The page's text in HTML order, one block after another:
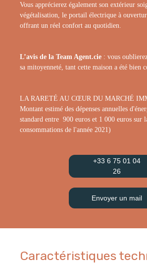
Vous apprécierez également son extérieur
végétalisation, le portail électrique à
offrant un réel confort au quotidien.
L’avis de la Team Agent.cie : vous
sa mitoyenneté, tant cette maison a été bien
LA RARETÉ AU CŒUR DU MARCHÉ
Montant estimé des dépenses annuelles
standard entre 900 euros et 1 000 euros sur
consommations de l'année 2021)
+33 6 75 01 04
26
Envoyer un mail
Caractéristiques